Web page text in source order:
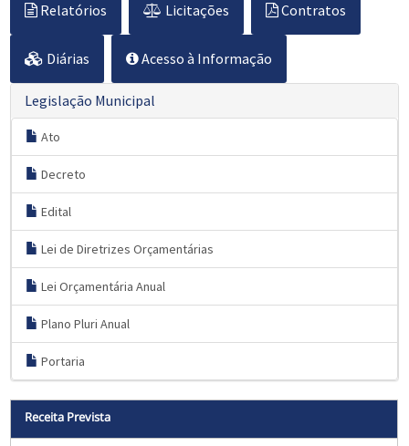
Relatórios Licitações Contratos
Diárias Acesso à Informação
Legislação Municipal
Ato
Decreto
Edital
Lei de Diretrizes Orçamentárias
Lei Orçamentária Anual
Plano Pluri Anual
Portaria
Receita Prevista